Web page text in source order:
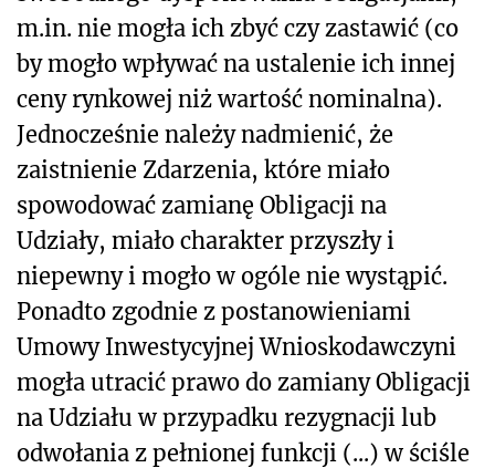
m.in. nie mogła ich zbyć czy zastawić (co
by mogło wpływać na ustalenie ich innej
ceny rynkowej niż wartość nominalna).
Jednocześnie należy nadmienić, że
zaistnienie Zdarzenia, które miało
spowodować zamianę Obligacji na
Udziały, miało charakter przyszły i
niepewny i mogło w ogóle nie wystąpić.
Ponadto zgodnie z postanowieniami
Umowy Inwestycyjnej Wnioskodawczyni
mogła utracić prawo do zamiany Obligacji
na Udziału w przypadku rezygnacji lub
odwołania z pełnionej funkcji (...) w ściśle